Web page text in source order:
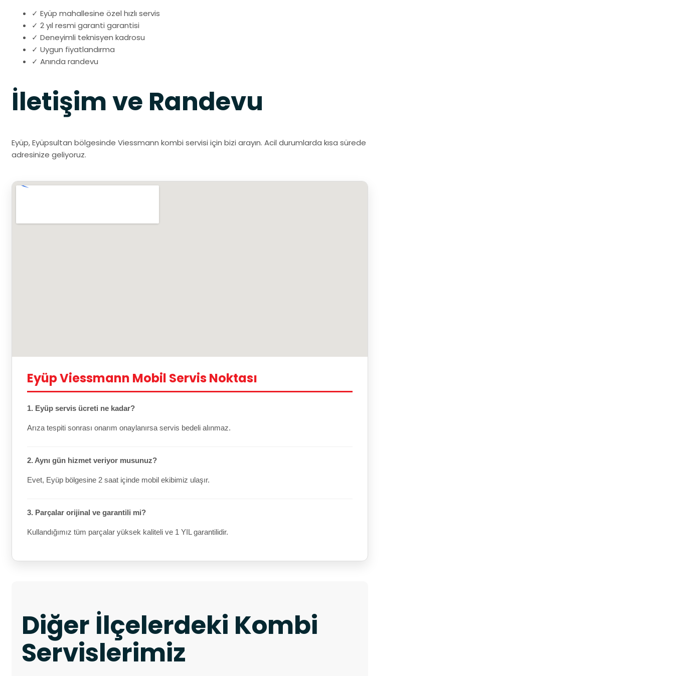
✓ Eyüp mahallesine özel hızlı servis
✓ 2 yıl resmi garanti garantisi
✓ Deneyimli teknisyen kadrosu
✓ Uygun fiyatlandırma
✓ Anında randevu
İletişim ve Randevu
Eyüp, Eyüpsultan bölgesinde Viessmann kombi servisi için bizi arayın. Acil durumlarda kısa sürede
adresinize geliyoruz.
Eyüp Viessmann Mobil Servis Noktası
1. Eyüp servis ücreti ne kadar?
Arıza tespiti sonrası onarım onaylanırsa servis bedeli alınmaz.
2. Aynı gün hizmet veriyor musunuz?
Evet, Eyüp bölgesine 2 saat içinde mobil ekibimiz ulaşır.
3. Parçalar orijinal ve garantili mi?
Kullandığımız tüm parçalar yüksek kaliteli ve 1 YIL garantilidir.
Diğer İlçelerdeki Kombi
Servislerimiz